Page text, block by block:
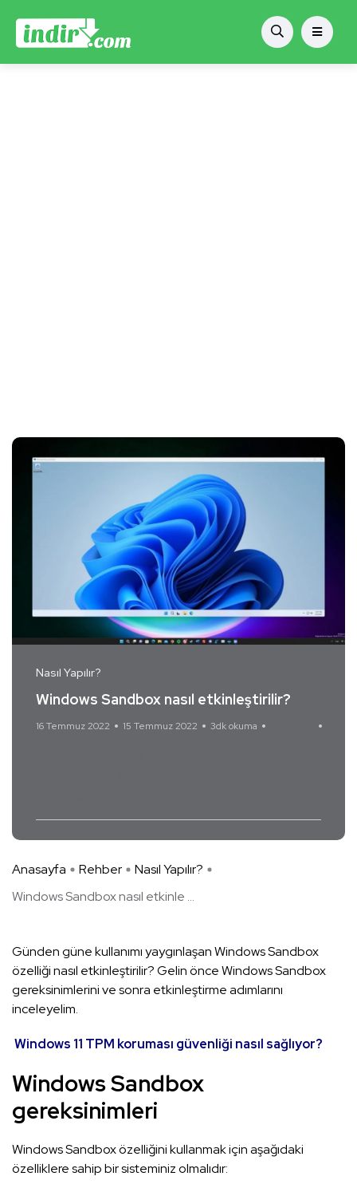
Nasıl Yapılır?
Windows Sandbox nasıl etkinleştirilir?
16 Temmuz 2022 15 Temmuz 2022 3dk okuma
Anasayfa Rehber
Nasıl Yapılır?
Windows Sandbox nasıl etkinle ...
Günden güne kullanımı yaygınlaşan Windows Sandbox
özelliği nasıl etkinleştirilir? Gelin önce Windows Sandbox
gereksinimlerini ve sonra etkinleştirme adımlarını
inceleyelim.
Windows 11 TPM koruması güvenliği nasıl sağlıyor?
Windows Sandbox
gereksinimleri
Windows Sandbox özelliğini kullanmak için aşağıdaki
özelliklere sahip bir sisteminiz olmalıdır: